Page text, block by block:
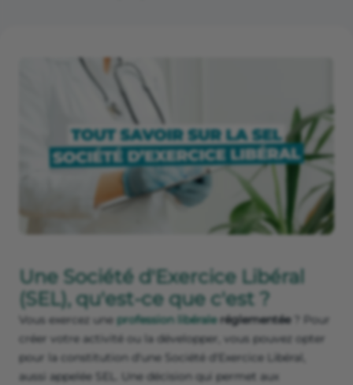
Une Société d'Exercice Libéral
(SEL), qu'est-ce que c'est ?
Vous exercez une profession libérale réglementée? Pour
créer votre activité ou la développer, vous pouvez opter
pour la constitution d'une Société d'Exercice Libéral,
aussi appelée SEL. Une décision qui permet aux